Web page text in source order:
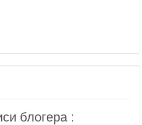
блогера :